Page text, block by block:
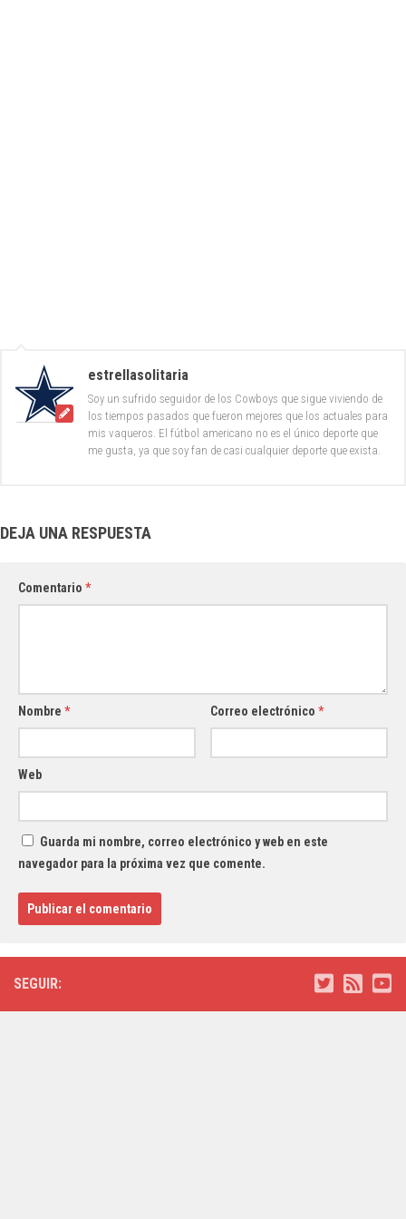
estrellasolitaria
Soy un sufrido seguidor de los Cowboys que sigue viviendo de
los tiempos pasados que fueron mejores que los actuales para
mis vaqueros. El fútbol americano no es el único deporte que
me gusta, ya que soy fan de casi cualquier deporte que exista.
DEJA UNA RESPUESTA
Comentario *
Nombre * Correo electrónico*
Web
Guarda mi nombre, correo electrónico y web en este
navegador para la próxima vez que comente.
SEGUIR: